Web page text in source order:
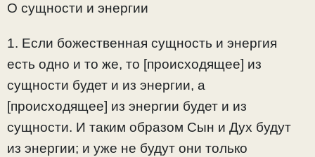
О сущности и энергии
1. Если божественная сущность и энергия
есть одно и то же, то [происходящее] из
сущности будет и из энергии, а
[происходящее] из энергии будет и из
сущности. И таким образом Сын и Дух будут
из энергии; и уже не будут они только